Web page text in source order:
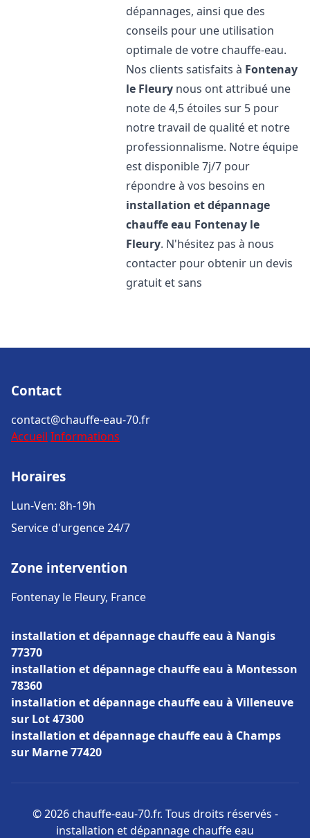
dépannages, ainsi que des
conseils pour une utilisation
optimale de votre chauffe-eau.
Nos clients satisfaits à Fontenay
le Fleury nous ont attribué une
note de 4,5 étoiles sur 5 pour
notre travail de qualité et notre
professionnalisme. Notre équipe
est disponible 7j/7 pour
répondre à vos besoins en
installation et dépannage
chauffe eau Fontenay le
Fleury. N'hésitez pas à nous
contacter pour obtenir un devis
gratuit et sans
Contact
contact@chauffe-eau-70.fr
Accueil Informations
Horaires
Lun-Ven: 8h-19h
Service d'urgence 24/7
Zone intervention
Fontenay le Fleury, France
installation et dépannage chauffe eau à Nangis
77370
installation et dépannage chauffe eau à Montesson
78360
installation et dépannage chauffe eau à Villeneuve
sur Lot 47300
installation et dépannage chauffe eau à Champs
sur Marne 77420
© 2026 chauffe-eau-70.fr. Tous droits réservés -
installation et dépannage chauffe eau